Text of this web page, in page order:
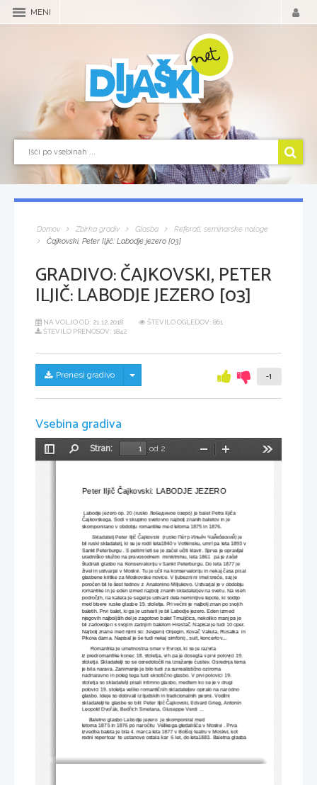
MENI
Domov Zbirka gradiv Glasba
Referati, seminarske naloge
Čajkovski, Peter Iljič: Labodje jezero [03]
GRADIVO:ČAJKOVSKI, PETER
ILJIČ: LABODJE JEZERO [03]
NA VOLJO OD: 21.12.2018
ŠTEVILO OGLEDOV: 861
ŠTEVILO PRENOSOV: 1842
Prenesi gradivo Skrij/prikaži meni -1
Vsebina gradiva
Preklopi
Stran:
od 2
Pomanjšaj
Peter Iljič Čajkovski: LABODJE JEZERO
Labodje jezero op. 20 (rusko Лебединое озеро) je balet Petra Iljiča
Čajkovskega. Sodi v skupino svetovno najbolj znanih baletov in je
skomponirano v obdobju romantike med letoma 1875 in 1876.
Skladatelj Peter Iljič Čajkovski (rusko Пётр Ильич Чайковский) je
bil ruski skladatelj, ki se je rodil leta1840 v Votkinsku, umrl pa leta 1893 v
Sankt Peterburgu . S petimi leti se je začel učiti klavir. Sprva je opravljal
uradniško službo na pravosodnem  ministrstvu, leta 1861
pa je začel
študirati glasbo na Konservatoriju v Sankt Peterburgu. Do leta 1877 je
živel in ustvarjal v Moskvi. Tu je učil na konservatoriju in nekaj časa pisal
glasbene kritike za Moskovske novice. V ljubezni ni imel sreče, saj je
poročen bil le šest tednov z  Anatonino Miljukovo. Ustvarjal je v obdobju
romantike in je eden izmed najbolj znanih skladateljev na svetu. Na vseh
področjih, na katera je segel je ustvaril dela neminljive lepote, ki sodijo
med bisere ruske glasbe 19. stoletja. Pri večini je najbolj znan po svojih
baletih. Prvi balet, ki ga je ustvaril je bil Labodje jezero. Eden izmed
njegovih najboljših del je zagotovo balet Trnuljčica, nekoliko manj pa je
bil zadovoljen s svojim zadnjim baletom Hrestač. Napisal je tudi 10 oper.
Najbolj znane med njimi so: Jevgenij Onjegin, Kovač Vakula, Rusalka  in
Pikova dama. Napisal je še tudi nekaj simfonij , suit, koncertov...
Romantika je umetnostna smer v Evropi, ki se je razvila
iz predromantike konec 18. stoletja, vrh pa je dosegla v prvi polovici 19.
stoletja. Skladatelji so se osredotočili na izražanje čustev. Osrednja tema
je bila narava. Zanimanje je bilo tudi za surrealistično oziroma
nadnaravno in poleg tega tudi eksotično glasbo. V prvi polovici 19.
stoletja so skladatelji pisali intimno glasbo, medtem ko se je v drugi
polovici 19. stoletja veliko romantičnih skladateljev opiralo na narodno
glasbo. Ideje so dobivali iz ljudskih in tradicionalnih pesmi. Vodilni
skladatelji te glasbe so bili: Peter Iljič Čajkovski, Edvard Grieg, Antonín
Leopold Dvořák, Bedřich Smetana, Giuseppe Verdi ...
Baletno glasbo Labodje jezero je skomponiral med
letoma 1875 in 1876 po naročilu Vélikega gledališča v Moskvi . Prva
izvedba baleta je bila 4. marca leta 1877 v Bolšoj teatru v Moskvi, kot
redni repertoar te ustanove ostala kar  6 let, do leta1883. Baletna glasba